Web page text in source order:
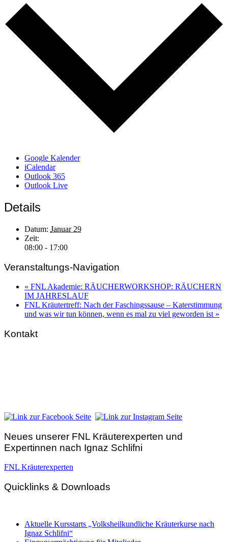
Google Kalender
iCalendar
Outlook 365
Outlook Live
Details
Datum: Januar 29
Zeit:
08:00 - 17:00
Veranstaltungs-Navigation
« FNL Akademie: RÄUCHERWORKSHOP: RÄUCHERN
IM JAHRESLAUF
FNL Kräutertreff: Nach der Faschingssause – Katerstimmung
und was wir tun können, wenn es mal zu viel geworden ist »
Kontakt
Neues unserer FNL Kräuterexperten und
Expertinnen nach Ignaz Schlifni
FNL Kräuterexperten
Quicklinks & Downloads
Aktuelle Kursstarts „Volksheilkundliche Kräuterkurse nach
Ignaz Schlifni“